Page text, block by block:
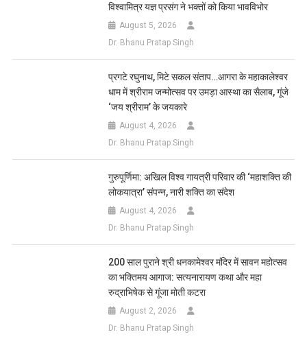
विश्वामित्र यज्ञ प्रसंग ने भक्तों को किया भावविभोर
August 5, 2026
Dr. Bhanu Pratap Singh
प्रगटे रघुनाथ, मिटे सकल संताप…आगरा के महाकालेश्वर
धाम में श्रीराम जन्मोत्सव पर उमड़ा आस्था का सैलाब, गूंजे
‘जय श्रीराम’ के जयकारे
August 4, 2026
Dr. Bhanu Pratap Singh
गुरुपूर्णिमा: अखिल विश्व गायत्री परिवार की ‘महाशक्ति की
लोकयात्रा’ संपन्न, नारी शक्ति का संदेश
August 4, 2026
Dr. Bhanu Pratap Singh
200 साल पुराने श्री धनकामेश्वर मंदिर में सावन महोत्सव
का भक्तिमय आगाज: सत्यनारायण कथा और महा
रुद्राभिषेक से गूंजा मोती कटरा
August 2, 2026
Dr. Bhanu Pratap Singh